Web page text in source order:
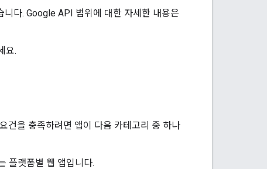
니다. Google API 범위에 대한 자세한 내용은
요.
건을 충족하려면 앱이 다음 카테고리 중 하나
플랫폼별 웹 앱입니다.